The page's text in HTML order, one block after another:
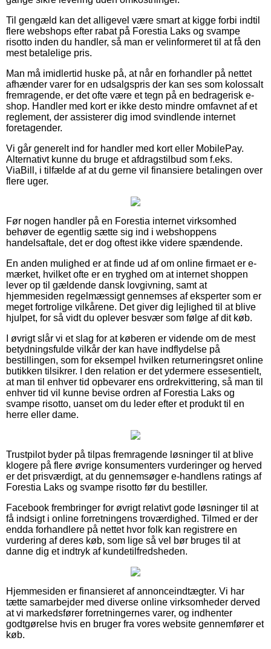
Til gengæld kan det alligevel være smart at kigge forbi indtil
flere webshops efter rabat på Forestia Laks og svampe
risotto inden du handler, så man er velinformeret til at få den
mest betalelige pris.
Man må imidlertid huske på, at når en forhandler på nettet
afhænder varer for en udsalgspris der kan ses som kolossalt
fremragende, er det ofte være et tegn på en bedragerisk e-
shop. Handler med kort er ikke desto mindre omfavnet af et
reglement, der assisterer dig imod svindlende internet
foretagender.
Vi går generelt ind for handler med kort eller MobilePay.
Alternativt kunne du bruge et afdragstilbud som f.eks.
ViaBill, i tilfælde af at du gerne vil finansiere betalingen over
flere uger.
Før nogen handler på en Forestia internet virksomhed
behøver de egentlig sætte sig ind i webshoppens
handelsaftale, det er dog oftest ikke videre spændende.
En anden mulighed er at finde ud af om online firmaet er e-
mærket, hvilket ofte er en tryghed om at internet shoppen
lever op til gældende dansk lovgivning, samt at
hjemmesiden regelmæssigt gennemses af eksperter som er
meget fortrolige vilkårene. Det giver dig lejlighed til at blive
hjulpet, for så vidt du oplever besvær som følge af dit køb.
I øvrigt slår vi et slag for at køberen er vidende om de mest
betydningsfulde vilkår der kan have indflydelse på
bestillingen, som for eksempel hvilken returneringsret online
butikken tilsikrer. I den relation er det ydermere essesentielt,
at man til enhver tid opbevarer ens ordrekvittering, så man til
enhver tid vil kunne bevise ordren af Forestia Laks og
svampe risotto, uanset om du leder efter et produkt til en
herre eller dame.
Trustpilot byder på tilpas fremragende løsninger til at blive
klogere på flere øvrige konsumenters vurderinger og herved
er det prisværdigt, at du gennemsøger e-handlens ratings af
Forestia Laks og svampe risotto før du bestiller.
Facebook frembringer for øvrigt relativt gode løsninger til at
få indsigt i online forretningens troværdighed. Tilmed er der
endda forhandlere på nettet hvor folk kan registrere en
vurdering af deres køb, som lige så vel bør bruges til at
danne dig et indtryk af kundetilfredsheden.
Hjemmesiden er finansieret af annonceindtægter. Vi har
tætte samarbejder med diverse online virksomheder derved
at vi markedsfører forretningernes varer, og indhenter
godtgørelse hvis en bruger fra vores website gennemfører et
køb.